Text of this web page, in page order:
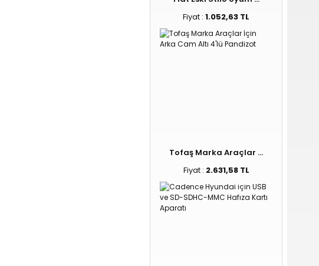
Fiyat :1.052,63 TL
Tofaş Marka Araçlar ...
Fiyat : 2.631,58 TL